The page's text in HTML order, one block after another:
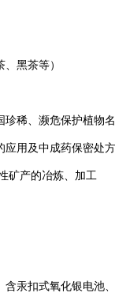
黑茶等）
稀、濒危保护植物
用及中成药保密处
矿产的冶炼、加工
汞扣式氧化银电池